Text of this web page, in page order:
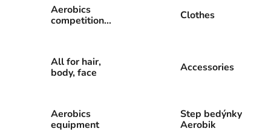
Aerobics
competition
Clothes
All for hair,
body, face
Accessories
Aerobics
equipment
Step bedýnky
Aerobik